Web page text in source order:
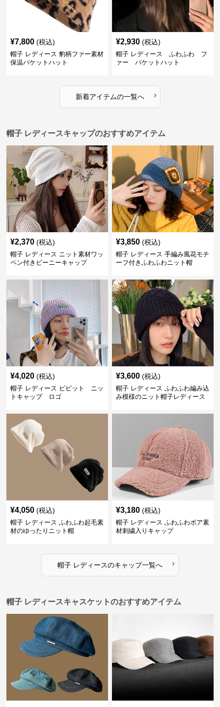
¥7,800 (税込)
帽子 レディース 豹柄ファー素材
保温バケットハット
¥2,930 (税込)
帽子 レディース ふわふわ フ
ァー バケットハット
新着アイテムの一覧へ ›
帽子 レディースキャップのおすすめアイテム
¥2,370 (税込)
帽子 レディース ニット素材ワッ
ペン付きビーニーキャップ
¥3,850 (税込)
帽子 レディース 手編み風花モチ
ーフ付きふわふわニット帽
¥4,020 (税込)
帽子 レディース ビビット ニッ
トキャップ ロゴ
¥3,600 (税込)
帽子 レディース ふわふわ編み込
み模様のニット帽子レディース
¥4,050 (税込)
帽子 レディース ふわふわ起毛素
材のゆったりニット帽
¥3,180 (税込)
帽子 レディース ふわふわボア素
材刺繍入りキャップ
帽子 レディースのキャップ一覧へ ›
帽子 レディースキャスケットのおすすめアイテム